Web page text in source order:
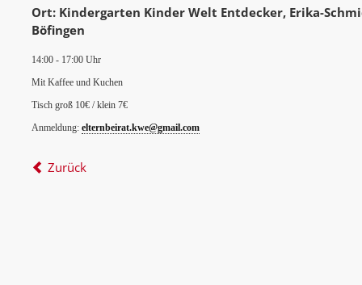
Ort: Kindergarten Kinder Welt Entdecker, Erika-
Böfingen
14:00 - 17:00 Uhr
Mit Kaffee und Kuchen
Tisch groß 10€ / klein 7€
Anmeldung:elternbeirat.kwe@gmail.com
Zurück